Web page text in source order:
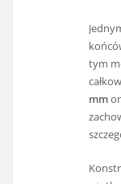
tym
mm